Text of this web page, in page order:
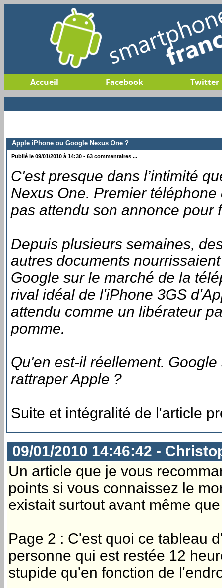
Accueil Facebook Twitter
Apple iPhone ou Google Nexus One ?
Publié le 09/01/2010 à 14:30 - 63 commentaires ...
C'est presque dans l’intimité
Nexus One. Premier téléphone
pas attendu son annonce pour
Depuis plusieurs semaines,
autres documents
Google sur le marché de la
rival idéal de l'iPhone 3GS
attendu comme un libérateur
pomme.
Qu'en est-il réellement.
rattraper Apple ?
Suite et intégralité de l'article
09/01/2010 14:46:42 -
Un article que je vous
points si vous connaissez le
existait surtout avant même
Page 2 : C'est quoi ce tableau
personne qui est restée 12
stupide qu'en fonction de